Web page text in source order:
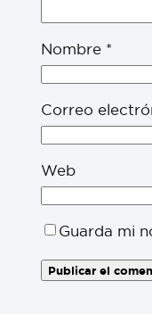
Nombre *
Correo
Web
Guarda mi